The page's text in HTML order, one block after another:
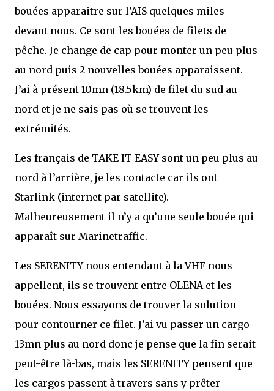
bouées apparaitre sur l’AIS quelques miles
devant nous. Ce sont les bouées de filets de
pêche. Je change de cap pour monter un peu plus
au nord puis 2 nouvelles bouées apparaissent.
J’ai à présent 10mn (18.5km) de filet du sud au
nord et je ne sais pas où se trouvent les
extrémités.
Les français de TAKE IT EASY sont un peu plus au
nord à l’arrière, je les contacte car ils ont
Starlink (internet par satellite).
Malheureusement il n’y a qu’une seule bouée qui
apparaît sur Marinetraffic.
Les SERENITY nous entendant à la VHF nous
appellent, ils se trouvent entre OLENA et les
bouées. Nous essayons de trouver la solution
pour contourner ce filet. J’ai vu passer un cargo
13mn plus au nord donc je pense que la fin serait
peut-être là-bas, mais les SERENITY pensent que
les cargos passent à travers sans y prêter